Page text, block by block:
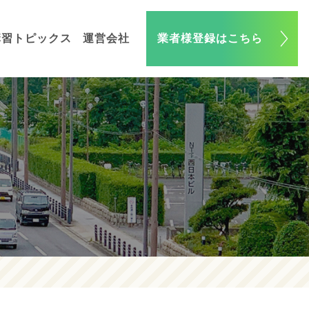
トピックス 運営会社 業者様登録はこちら